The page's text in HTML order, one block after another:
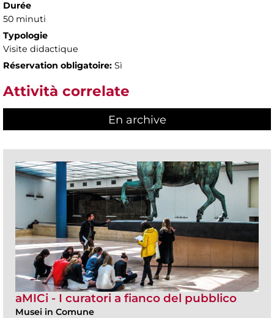
Durée
50 minuti
Typologie
Visite didactique
Réservation obligatoire: Sì
Attività correlate
En archive
aMICi - I curatori a fianco del pubblico
Musei in Comune